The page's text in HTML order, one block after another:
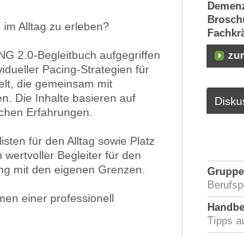
Alltag zu erleben?
2.0-Begleitbuch aufgegriffen
Pacing-Strategien für
die gemeinsam mit
Die Inhalte basieren auf
Erfahrungen.
für den Alltag sowie Platz
wertvoller Begleiter für den
mit den eigenen Grenzen.
einer professionell
Tipps